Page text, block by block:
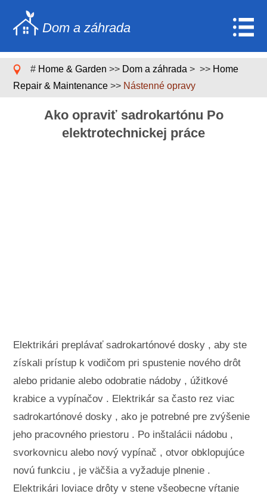
Dom a záhrada
Stavebníctvo a rekonštrukcia
Záhrada a trávnik
# Home & Garden >> Dom a záhrada > >> Home
Repair & Maintenance >> Nástenné opravy
Ako opraviť sadrokartónu Po
elektrotechnickej práce
Elektrikári preplávať sadrokartónové dosky , aby ste
získali prístup k vodičom pri spustenie nového drôt
alebo pridanie alebo odobratie nádoby , úžitkové
krabice a vypínačov . Elektrikár sa často rez viac
sadrokartónové dosky , ako je potrebné pre zvýšenie
jeho pracovného priestoru . Po inštalácii nádobu ,
svorkovnicu alebo nový vypínač , otvor obklopujúce
novú funkciu , je väčšia a vyžaduje plnenie .
Elektrikári loviace drôty v stene všeobecne vŕtanie